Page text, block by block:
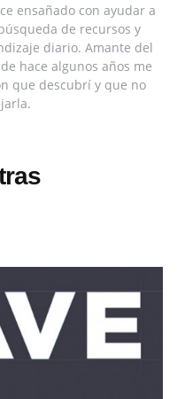
ensañado con ayudar a
de recursos y
diario. Amante del
hace algunos años me
que descubrí y que no